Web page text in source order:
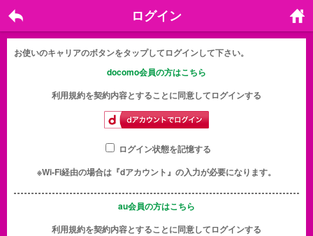
ログイン
戻る ホーム
お使いのキャリアのボタンをタップしてログインして下さい。
docomo会員の方はこちら
利用規約を契約内容とすることに同意してログインする
ログイン状態を記憶する
※Wi-Fi経由の場合は『dアカウント』の入力が必要になります。
au会員の方はこちら
利用規約を契約内容とすることに同意してログインする